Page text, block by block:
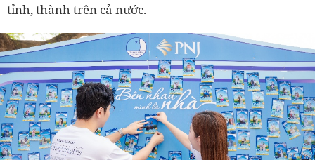
tỉnh, thành trên cả nước.